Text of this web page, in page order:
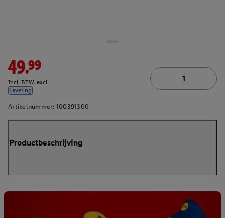
49.99
Incl. BTW. excl.
Levering
Artikelnummer: 100391300
Productbeschrijving